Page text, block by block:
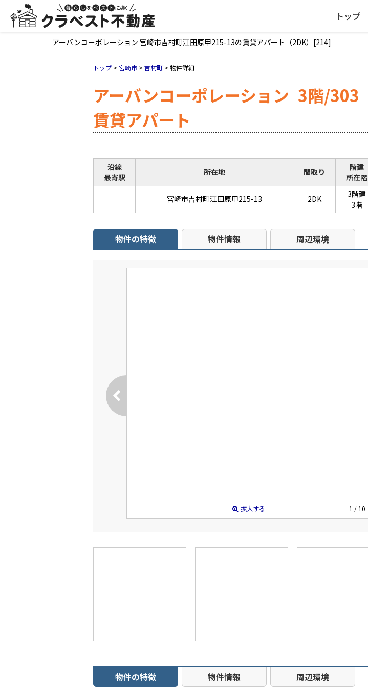
トップ
アーバンコーポレーション 宮崎市吉村町江田原甲215-13の賃貸アパート（2DK）[214]
トップ > 宮崎市 > 吉村町 > 物件詳細
アーバンコーポレーション 3階/303
賃貸アパート
沿線
最寄駅
所在地 間取り
階建
所在階
－ 宮崎市吉村町江田原甲215-13 2DK
3階建
3階
物件の特徴 物件情報 周辺環境
拡大する 1 / 10
物件の特徴 物件情報 周辺環境